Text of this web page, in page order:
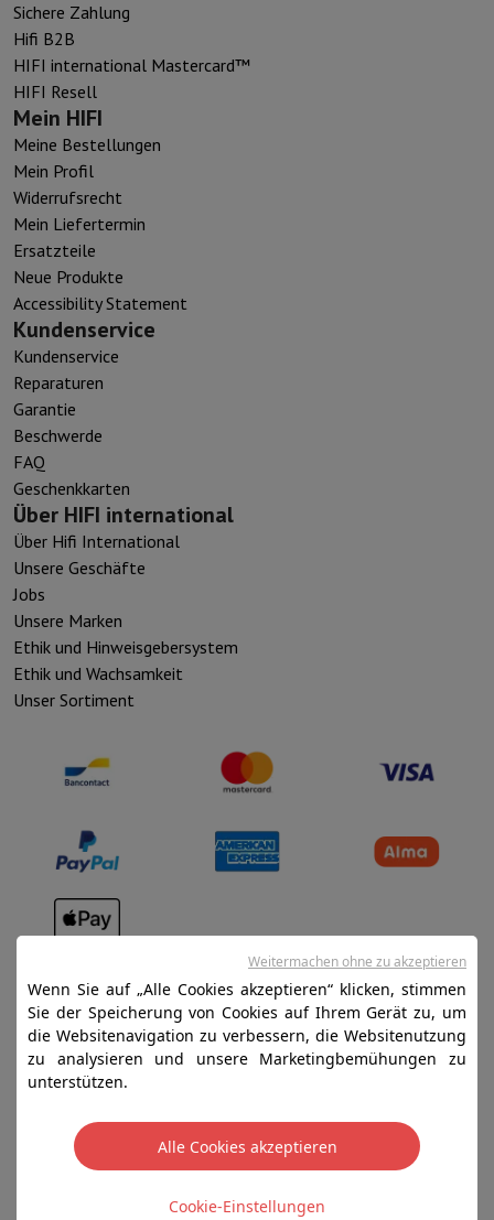
Sichere Zahlung
Hifi B2B
HIFI international Mastercard™
HIFI Resell
Mein HIFI
Meine Bestellungen
Mein Profil
Widerrufsrecht
Mein Liefertermin
Ersatzteile
Neue Produkte
Accessibility Statement
Kundenservice
Kundenservice
Reparaturen
Garantie
Beschwerde
FAQ
Geschenkkarten
Über HIFI international
Über Hifi International
Unsere Geschäfte
Jobs
Unsere Marken
Ethik und Hinweisgebersystem
Ethik und Wachsamkeit
Unser Sortiment
Verkaufsbedingungen
Datenschutz
Disclaimer
Cookies
SA HIFI international - 2 Rue Läiteschbaach, 5324
Contern, G-D de Luxembourg - 00 128 297/101
Wenn Sie auf „Alle Cookies akzeptieren“ klicken, stimmen
Sie der Speicherung von Cookies auf Ihrem Gerät zu, um
die Websitenavigation zu verbessern, die Websitenutzung
zu analysieren und unsere Marketingbemühungen zu
unterstützen.
Alle Cookies akzeptieren
Cookie-Einstellungen
Weitermachen ohne zu akzeptieren